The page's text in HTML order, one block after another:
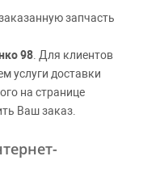
запчасть
98 . Для клиентов
услуги доставки
на странице
Ваш заказ.